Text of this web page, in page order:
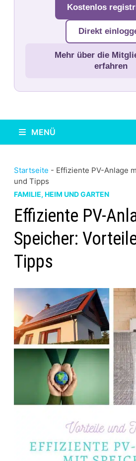
Kostenlos
Direkt
Mehr über die
erfahren
MENÜ
Startseite - Effiziente PV-Anlage
und Tipps
FAMILIE, HEIM UND GARTEN
Effiziente PV-
Speicher:
Tipps